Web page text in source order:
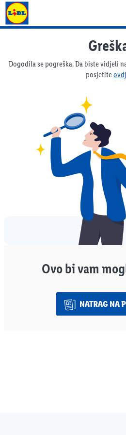
Lidl katalog
Dogodila se pogreška. Da biste vidjeli
posjetite
Ovo bi vam
NATRAG NA